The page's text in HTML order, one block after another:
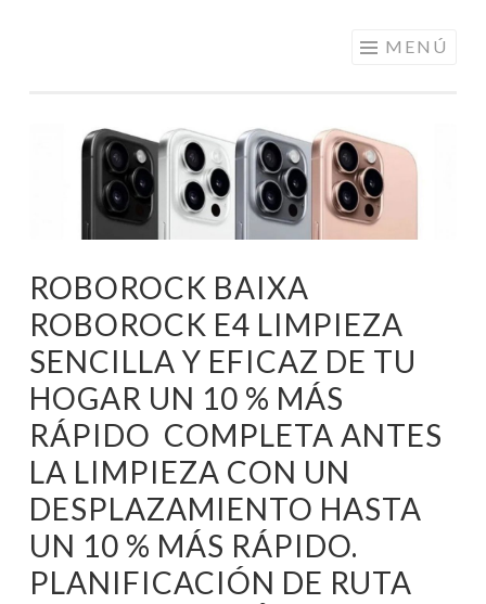
PRECIOS DE
ANDORRA
MENÚ
ROBOROCK BAIXA
ROBOROCK E4 LIMPIEZA
SENCILLA Y EFICAZ DE TU
HOGAR UN 10 % MÁS
RÁPIDO COMPLETA ANTES
LA LIMPIEZA CON UN
DESPLAZAMIENTO HASTA
UN 10 % MÁS RÁPIDO.
PLANIFICACIÓN DE RUTA